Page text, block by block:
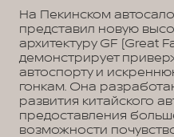
На Пекинском
представил новую
архитектуру GF (Great
демонстрирует
автоспорту и
гонкам. Она
развития китайского
предоставления
возможности